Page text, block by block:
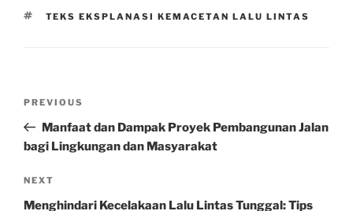
TAGS
TEKS EKSPLANASI KEMACETAN LALU LINTAS
Previous
Post
PREVIOUS
Manfaat dan Dampak Proyek Pembangunan Jalan
bagi Lingkungan dan Masyarakat
Next
Post
NEXT
Menghindari Kecelakaan Lalu Lintas Tunggal: Tips